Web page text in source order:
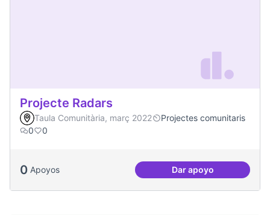
Projecte Radars
Taula Comunitària, març 2022
Projectes comunitaris
0
0
0 Apoyos Dar apoyoProjecte Radars